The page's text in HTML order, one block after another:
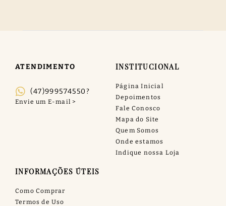
ATENDIMENTO
(47)999574550?
INSTITUCIONAL
Página Inicial
Depoimentos
Fale Conosco
Mapa do Site
Quem Somos
Onde estamos
Indique nossa Loja
INFORMAÇÕES ÚTEIS
Como Comprar
Termos de Uso